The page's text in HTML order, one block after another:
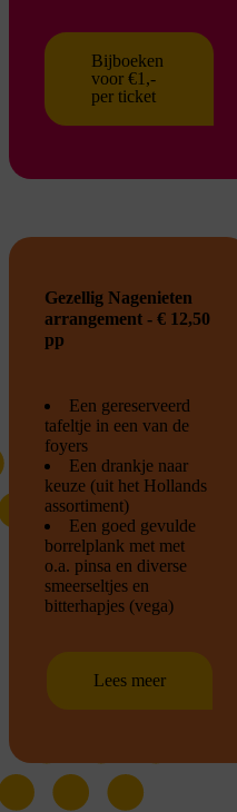
Bijboeken
voor €1,-
per ticket
Gezellig Nagenieten
arrangement - € 12,50
pp
Een gereserveerd
tafeltje in een van de
foyers
Een drankje naar
keuze (uit het Hollands
assortiment)
Een goed gevulde
borrelplank met met
o.a. pinsa en diverse
smeerseltjes en
bitterhapjes (vega)
Lees meer